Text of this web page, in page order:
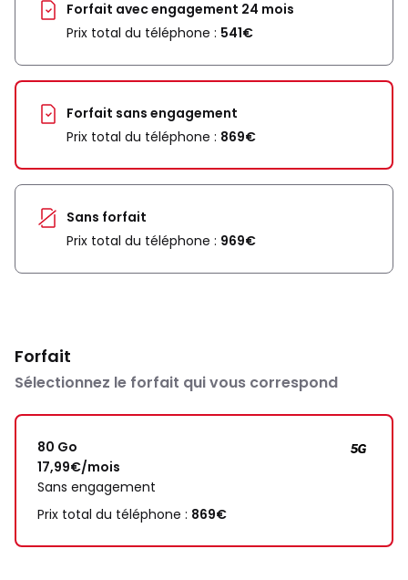
Forfait avec engagement 24 mois
Prix total du téléphone : 541€
Forfait sans engagement
Prix total du téléphone : 869€
Sans forfait
Prix total du téléphone : 969€
Forfait
Sélectionnez le forfait qui vous correspond
80 Go
17,99€/mois
Sans engagement
Prix total du téléphone : 869€